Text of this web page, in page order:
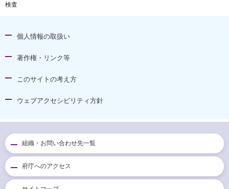
検査
個人情報の取扱い
著作権・リンク等
このサイトの考え方
ウェブアクセシビリティ方針
組織・お問い合わせ先一覧
府庁へのアクセス